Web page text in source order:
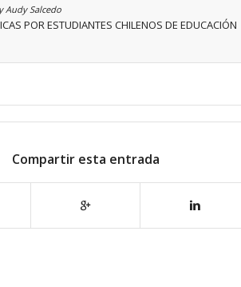
Audy Salcedo
POR ESTUDIANTES CHILENOS DE EDUCACIÓN
Compartir esta entrada